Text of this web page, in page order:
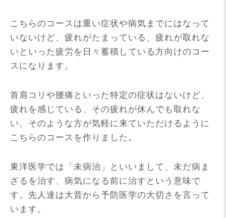
こちらのコースは重い症状や病気までにはなって
いないけど、疲れがたまっている、疲れが取れな
いといった疲労を日々蓄積している方向けのコー
スになります。
首肩コリや腰痛といった特定の症状はないけど、
疲れを感じている、その疲れが休んでも取れな
い、そのような方が気軽に来ていただけるように
こちらのコースを作りました。
東洋医学では「未病治」といいまして、未だ病ま
ざるを治す、病気になる前に治すという意味で
す。先人達は大昔から予防医学の大切さを言って
います。